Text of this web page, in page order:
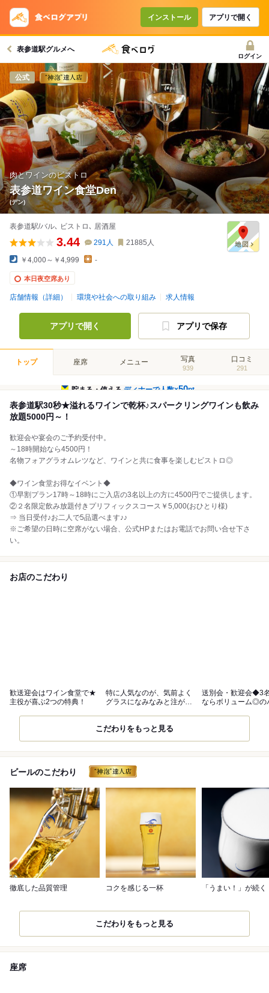
インストール アプリで開く
表参道駅グルメへ
ログイン
公式
肉とワインのビストロ
表参道ワイン食堂Den
(デン)
表参道駅/バル､ ビストロ､ 居酒屋
3.44 291 人 21885 人
￥4,000～￥4,999 -
本日夜空席あり
店舗情報（詳細） 環境や社会への取り組み 求人情報
アプリで開く アプリで保存
トップ 座席 メニュー 写真
939
口コミ
291
貯まる・使えるディナーで人数×50pt
表参道駅30秒★溢れるワインで乾杯♪スパークリングワインも飲み
放題5000円～！
歓迎会や宴会のご予約受付中。
～18時開始なら4500円！
名物フォアグラオムレツなど、ワインと共に食事を楽しむビストロ◎
◆ワイン食堂お得なイベント◆
①早割プラン17時～18時にご入店の3名以上の方に4500円でご提供します。
②２名限定飲み放題付きプリフィックスコース￥5,000(おひとり様)
⇒ 当日受付♪お二人で5品選べます♪♪
※ご希望の日時に空席がない場合、公式HPまたはお電話でお問い合せ下さ
い。
お店のこだわり
歓送迎会はワイン食堂で★
主役が喜ぶ2つの特典！
特に人気なのが、気前よく
グラスになみなみと注がれ
送別会・歓迎会◆3
ならボリューム◎の
こだわりをもっと見る
ビールのこだわり
徹底した品質管理 コクを感じる一杯 「うまい！」が続く
こだわりをもっと見る
座席
コースで使えるクーポン
戻る
クーポンを利用せず予約する